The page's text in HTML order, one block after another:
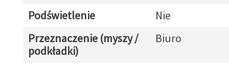
Podświetlenie
Nie
Przeznaczenie (myszy /
podkładki)
Biuro